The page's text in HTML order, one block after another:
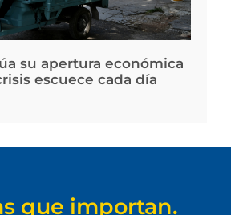
su apertura económica
escuece cada día
que importan.